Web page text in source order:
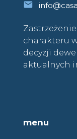
charakteru
decyzji
aktualnych
menu